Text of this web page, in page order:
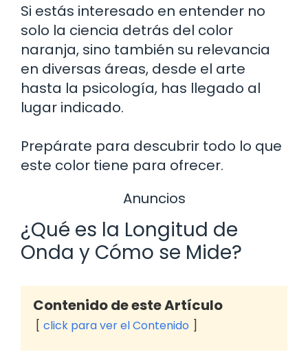
Si estás interesado en entender no
solo la ciencia detrás del color
naranja, sino también su relevancia
en diversas áreas, desde el arte
hasta la psicología, has llegado al
lugar indicado.
Prepárate para descubrir todo lo que
este color tiene para ofrecer.
Anuncios
¿Qué es la Longitud de
Onda y Cómo se Mide?
Contenido de este Artículo
click para ver el Contenido